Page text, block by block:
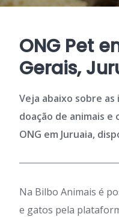
ONG Pet
Gerais,
Veja abaixo sobre
doação de animais
ONG em Juruaia,
Na Bilbo Animais é
e gatos pela